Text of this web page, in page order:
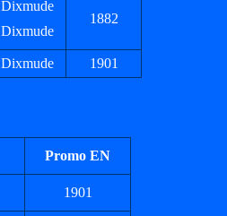
Dixmude
Dixmude
1882
Dixmude 1901
Promo EN
1901